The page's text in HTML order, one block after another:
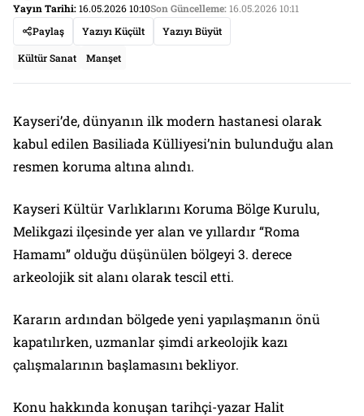
Yayın Tarihi:16.05.2026 10:10Son Güncelleme:16.05.2026 10:11
Paylaş
Yazıyı Küçült Yazıyı Büyüt
Kültür Sanat Manşet
Kayseri’de, dünyanın ilk modern hastanesi olarak
kabul edilen Basiliada Külliyesi’nin bulunduğu alan
resmen koruma altına alındı.
Kayseri Kültür Varlıklarını Koruma Bölge Kurulu,
Melikgazi ilçesinde yer alan ve yıllardır “Roma
Hamamı” olduğu düşünülen bölgeyi 3. derece
arkeolojik sit alanı olarak tescil etti.
Kararın ardından bölgede yeni yapılaşmanın önü
kapatılırken, uzmanlar şimdi arkeolojik kazı
çalışmalarının başlamasını bekliyor.
Konu hakkında konuşan tarihçi-yazar Halit